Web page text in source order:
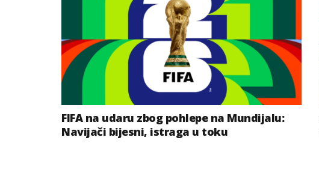
FIFA na udaru zbog pohlepe na Mundijalu:
Navijači bijesni, istraga u toku